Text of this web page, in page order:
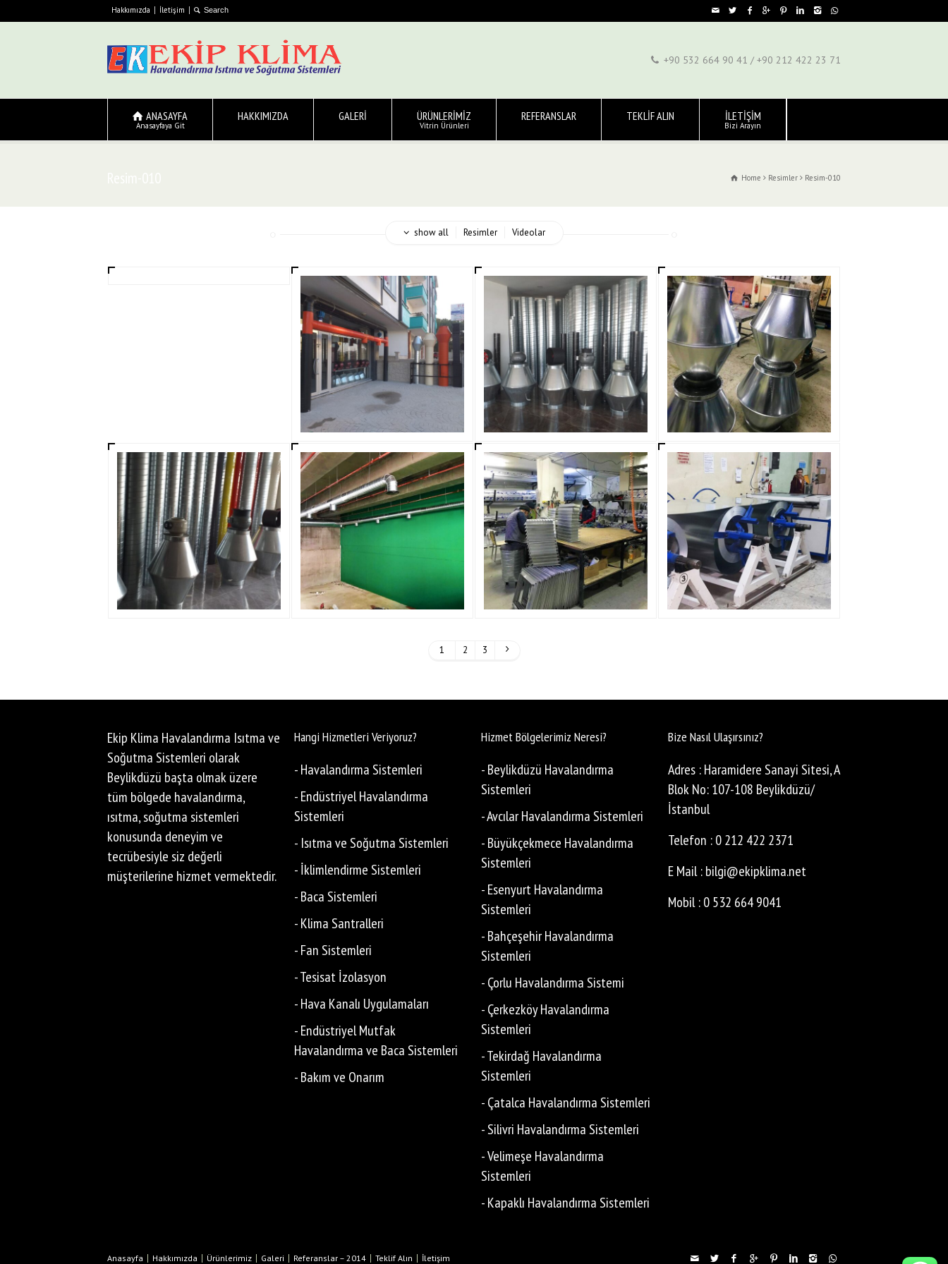
Hakkımızda İletişim
+90 532 664 90 41 / +90 212 422 23 71
ANASAYFA
Anasayfaya Git
HAKKIMIZDA GALERİ ÜRÜNLERİMİZ
Vitrin Ürünleri
REFERANSLAR TEKLİF ALIN İLETİŞİM
Bizi Arayın
Home Resimler Resim-010
show all Resimler Videolar
1 2 3
Ekip Klima Havalandırma Isıtma ve
Soğutma Sistemleri olarak
Beylikdüzü başta olmak üzere
tüm bölgede havalandırma,
ısıtma, soğutma sistemleri
konusunda deneyim ve
tecrübesiyle siz değerli
müşterilerine hizmet vermektedir.
Hangi Hizmetleri Veriyoruz?
- Havalandırma Sistemleri
- Endüstriyel Havalandırma
Sistemleri
- Isıtma ve Soğutma Sistemleri
- İklimlendirme Sistemleri
- Baca Sistemleri
- Klima Santralleri
- Fan Sistemleri
- Tesisat İzolasyon
- Hava Kanalı Uygulamaları
- Endüstriyel Mutfak
Havalandırma ve Baca Sistemleri
- Bakım ve Onarım
Hizmet Bölgelerimiz Neresi?
- Beylikdüzü Havalandırma
Sistemleri
- Avcılar Havalandırma Sistemleri
- Büyükçekmece Havalandırma
Sistemleri
- Esenyurt Havalandırma
Sistemleri
- Bahçeşehir Havalandırma
Sistemleri
- Çorlu Havalandırma Sistemi
- Çerkezköy Havalandırma
Sistemleri
- Tekirdağ Havalandırma
Sistemleri
- Çatalca Havalandırma Sistemleri
- Silivri Havalandırma Sistemleri
- Velimeşe Havalandırma
Sistemleri
- Kapaklı Havalandırma Sistemleri
Bize Nasıl Ulaşırsınız?
Adres : Haramidere Sanayi Sitesi, A
Blok No: 107-108 Beylikdüzü/
İstanbul
Telefon : 0 212 422 2371
E Mail : bilgi@ekipklima.net
Mobil : 0 532 664 9041
Anasayfa Hakkımızda Ürünlerimiz Galeri Referanslar – 2014 Teklif Alın İletişim